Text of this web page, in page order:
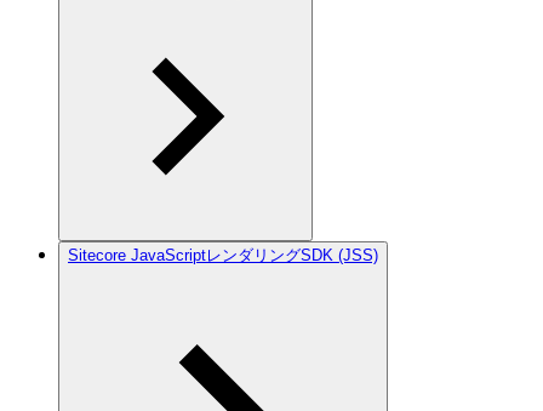
Sitecore JavaScriptレンダリングSDK (JSS)